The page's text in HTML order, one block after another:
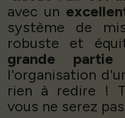
avec un
système de
robuste et
grande partie
l'organisation
rien à redire !
vous ne serez pas